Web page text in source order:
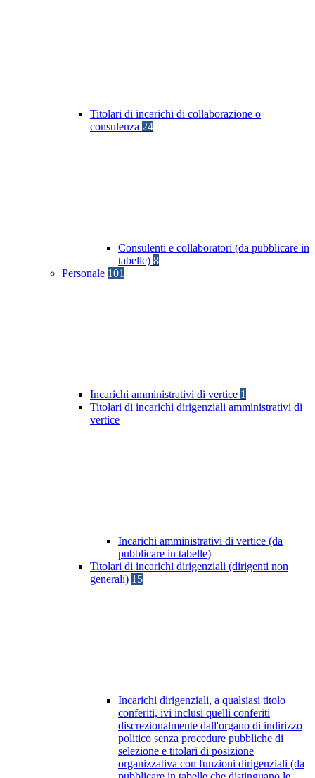
Titolari di incarichi di collaborazione o
consulenza 24
Consulenti e collaboratori (da pubblicare in
tabelle) 8
Personale 101
Incarichi amministrativi di vertice 1
Titolari di incarichi dirigenziali amministrativi di
vertice
Incarichi amministrativi di vertice (da
pubblicare in tabelle)
Titolari di incarichi dirigenziali (dirigenti non
generali) 15
Incarichi dirigenziali, a qualsiasi titolo
conferiti, ivi inclusi quelli conferiti
discrezionalmente dall'organo di indirizzo
politico senza procedure pubbliche di
selezione e titolari di posizione
organizzativa con funzioni dirigenziali (da